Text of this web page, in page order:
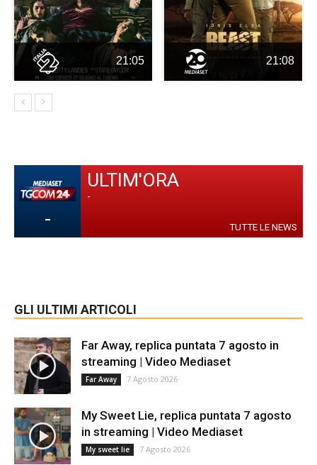
21:05 21:08
-
ULTIM'ORA
-
TUTTE LE NEWS
GLI ULTIMI ARTICOLI
Far Away, replica puntata 7 agosto in
streaming | Video Mediaset
Far Away 7 Agosto 2026
My Sweet Lie, replica puntata 7 agosto
in streaming | Video Mediaset
My sweet lie 7 Agosto 2026